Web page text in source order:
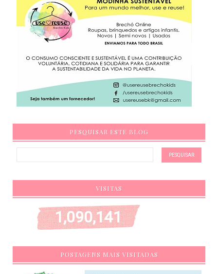
PESQUISAR ESTE BLOG
VISITAS
1,090,141
POSTAGENS MAIS VISITADAS